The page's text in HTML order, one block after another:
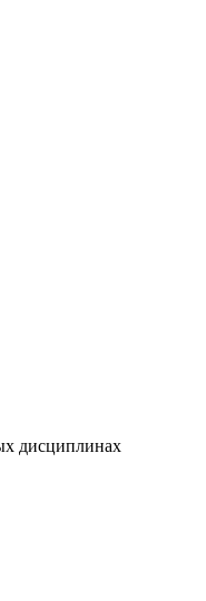
дисциплинах